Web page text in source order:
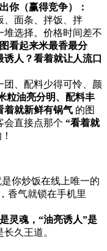
你（赢得竞争）：​
、面条、拌饭、拌
选择。价格时间差不
看起来米最香最分
人？看着就让人流口
团、配料少得可怜、颜
粒油亮分明、配料丰
着就新鲜有锅气 ​ 的图
直接点那个 ​“看着就
是你炒饭在线上唯一的
香气就锁在手机里
灵魂，“油亮诱人”是
长久王道。